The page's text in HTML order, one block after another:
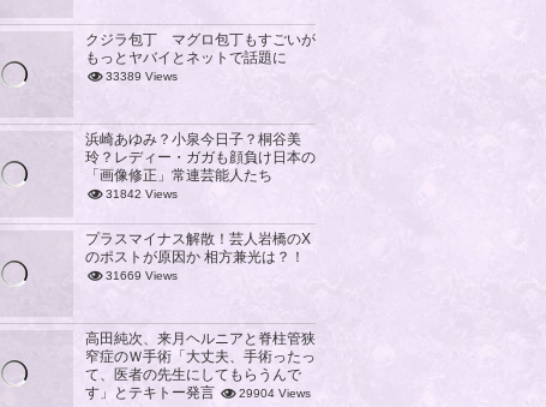
クジラ包丁 マグロ包丁もすごいが
もっとヤバイとネットで話題に
33389 Views
浜崎あゆみ？小泉今日子？桐谷美
玲？レディー・ガガも顔負け日本の
「画像修正」常連芸能人たち
31842 Views
プラスマイナス解散！芸人岩橋のX
のポストが原因か 相方兼光は？！
31669 Views
高田純次、来月ヘルニアと脊柱管狭
窄症のＷ手術「大丈夫、手術ったっ
て、医者の先生にしてもらうんで
す」とテキトー発言
29904 Views